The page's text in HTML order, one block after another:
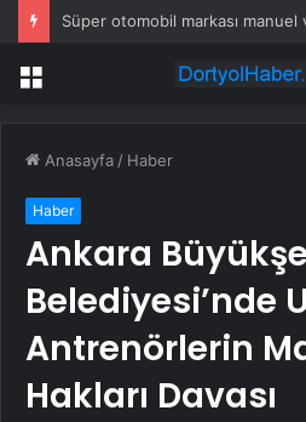
Süper otomobil markası
Menü
Anasayfa / Haber
Haber
Ankara
Belediyesi’nde
Antrenörlerin
Hakları Davası